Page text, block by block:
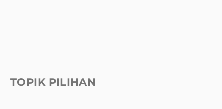
TOPIK PILIHAN